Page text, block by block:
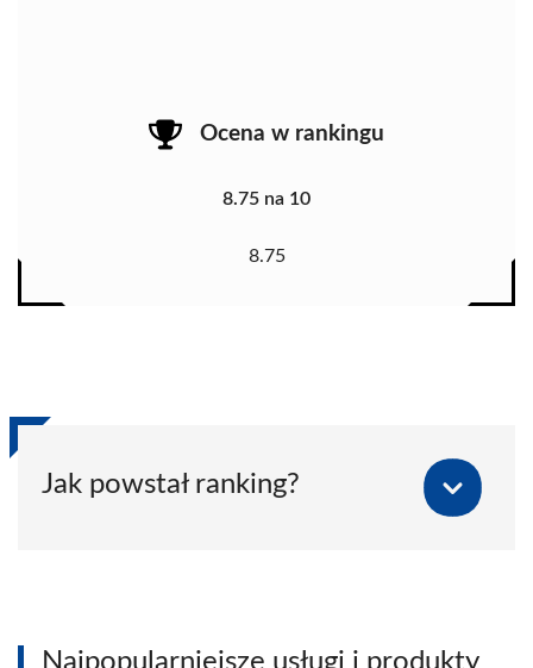
Ocena w rankingu
8.75 na 10
8.75
Jak powstał ranking?